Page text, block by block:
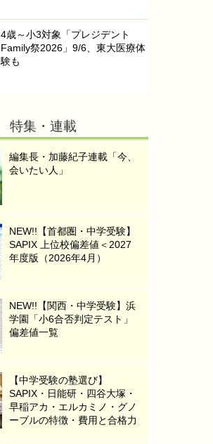
4歳～小3対象「プレジデント
Family祭2026」9/6、東大医療体
験も
特集・連載
編集長・加藤紀子連載「今、
会いたい人」
NEW!!【首都圏・中学受験】
SAPIX 上位校偏差値＜2027
年度版（2026年4月）
NEW!!【関西・中学受験】浜
学園「小6合否判定テスト」
偏差値一覧
【中学受験の塾選び】
SAPIX・日能研・四谷大塚・
早稲アカ・エルカミノ・グノ
ーブルの特徴・費用と合格力